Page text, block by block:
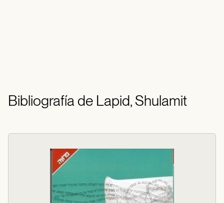
Bibliografía de Lapid, Shulamit